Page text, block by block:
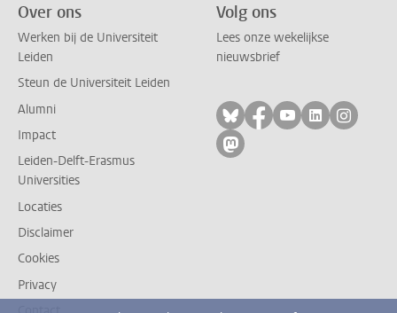
Over ons
Werken bij de Universiteit
Leiden
Steun de Universiteit Leiden
Alumni
Impact
Leiden-Delft-Erasmus
Universities
Locaties
Disclaimer
Cookies
Privacy
Volg ons
Lees onze wekelijkse
nieuwsbrief
Volg ons op bluesky
Volg ons op
Volg ons op
Volg ons
Volg
Volg ons op mastodon